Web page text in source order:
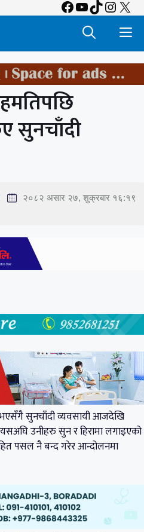
Facebook
YouTube
TikTok
X
सुनचाँदी
२०८२ असार २७, शुक्रबार १६:१९
सुनचाँदी व्यवसायी आजदेखि
उनीहरु सुन र हिरामा लगाइएको
पसल नै बन्द गरेर आन्दोलनमा